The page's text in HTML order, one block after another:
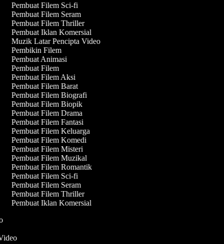
Pembuat Filem Sci-fi
Pembuat Filem Seram
Pembuat Filem Thriller
Pembuat Iklan Komersial
Muzik Latar Pencipta Video
Pembikin Filem
Pembuat Animasi
Pembuat Filem
Pembuat Filem Aksi
Pembuat Filem Barat
Pembuat Filem Biografi
Pembuat Filem Biopik
Pembuat Filem Drama
Pembuat Filem Fantasi
Pembuat Filem Keluarga
Pembuat Filem Komedi
Pembuat Filem Misteri
Pembuat Filem Muzikal
Pembuat Filem Romantik
Pembuat Filem Sci-fi
Pembuat Filem Seram
Pembuat Filem Thriller
Pembuat Iklan Komersial